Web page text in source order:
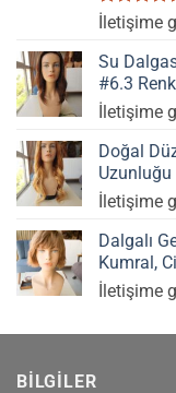
5
oy
aldı
İletişime
Su
#6.3
İletişime
Doğal
Uzunluğu
İletişime
Dalgalı
Kumral,
İletişime
BILGILER